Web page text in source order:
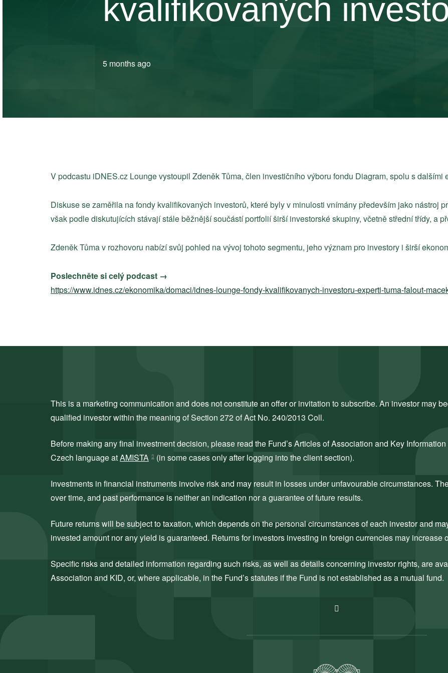
kvalifikovaných
5 months ago
V podcastu iDNES.cz Lounge vystoupil Zdeněk Tůma, člen investičního výboru fondu Diagram, spolu s dalšími
Diskuse se zaměřila na fondy kvalifikovaných investorů, které byly v minulosti vnímány především jako nástroj
však podle diskutujících stávají stále běžnější součástí portfolií širší investorské skupiny, včetně střední třídy, a
Zdeněk Tůma v rozhovoru nabízí svůj pohled na vývoj tohoto segmentu, jeho význam pro investory i širší
Poslechněte si celý podcast →
https://www.idnes.cz/ekonomika/domaci/idnes-lounge-fondy-kvalifikovanych-investoru-experti-tuma-falout-
This is a marketing communication and does not constitute an offer or invitation to subscribe. An investor may
qualified investor within the meaning of Section 272 of Act No. 240/2013 Coll.
Before making any final investment decision, please read the Fund’s Articles of Association and Key
Czech language atAMISTA (in some cases only after logging into the client section).
Investments in financial instruments involve risk and may result in losses under unfavourable circumstances.
over time, and past performance is neither an indication nor a guarantee of future results.
Future returns will be subject to taxation, which depends on the personal circumstances of each investor and
invested amount nor any yield is guaranteed. Returns for investors investing in foreign currencies may increase
Specific risks and detailed information regarding such risks, as well as details concerning investor rights, are
Association and KID, or, where applicable, in the Fund’s statutes if the Fund is not established as a mutual fund.